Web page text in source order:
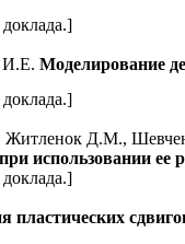
И.Е. Моделирование
Житленок Д.М.,
использовании ее
пластических